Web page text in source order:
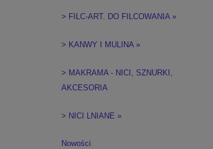
> FILC-ART. DO FILCOWANIA »
> KANWY I MULINA »
> MAKRAMA - NICI, SZNURKI,
AKCESORIA
> NICI LNIANE »
Nowości